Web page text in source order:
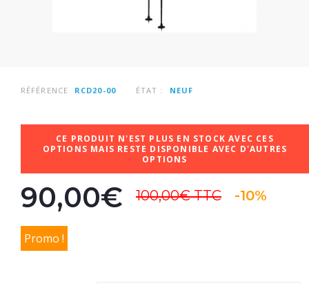
RÉFÉRENCE RCD20-00 ÉTAT : NEUF
CE PRODUIT N'EST PLUS EN STOCK AVEC CES
OPTIONS MAIS RESTE DISPONIBLE AVEC D'AUTRES
OPTIONS
90,00€ 100,00€TTC -10%
Promo !